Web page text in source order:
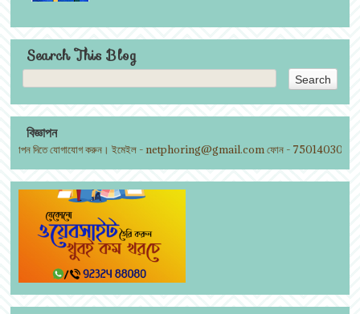
Search This Blog
বিজ্ঞাপন
দিতে যোগাযোগ করুন। ইমেইল - netphoring@gmail.com ফোন - 7501403002